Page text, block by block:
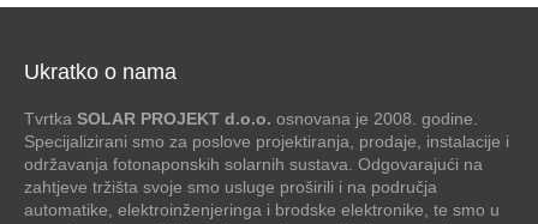
Ukratko o nama
Tvrtka SOLAR PROJEKT d.o.o. osnovana je 2008. godine.
Specijalizirani smo za poslove projektiranja, prodaje, instalacije i
održavanja fotonaponskih solarnih sustava. Odgovarajući na
zahtjeve tržišta svoje smo usluge proširili i na područja
automatike, elektroinženjeringa i brodske elektronike, te smo u